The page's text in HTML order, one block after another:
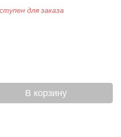
для заказа
В корзину